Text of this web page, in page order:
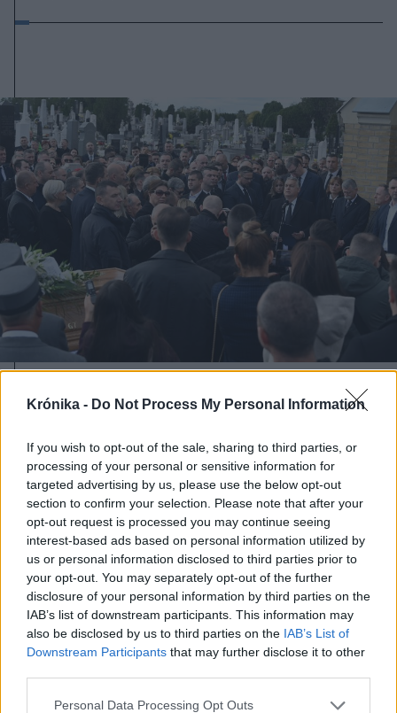
Krónika - Do Not Process My Personal Information
If you wish to opt-out of the sale, sharing to third parties, or
processing of your personal or sensitive information for
targeted advertising by us, please use the below opt-out
section to confirm your selection. Please note that after your
opt-out request is processed you may continue seeing
interest-based ads based on personal information utilized by
us or personal information disclosed to third parties prior to
your opt-out. You may separately opt-out of the further
disclosure of your personal information by third parties on the
IAB’s list of downstream participants. This information may
also be disclosed by us to third parties on the IAB’s List of
Downstream Participants that may further disclose it to other
Personal Data Processing Opt Outs
államfő és a magyar miniszterelnök
Pásztor Istvánt
Korábbi cikkek betöltése